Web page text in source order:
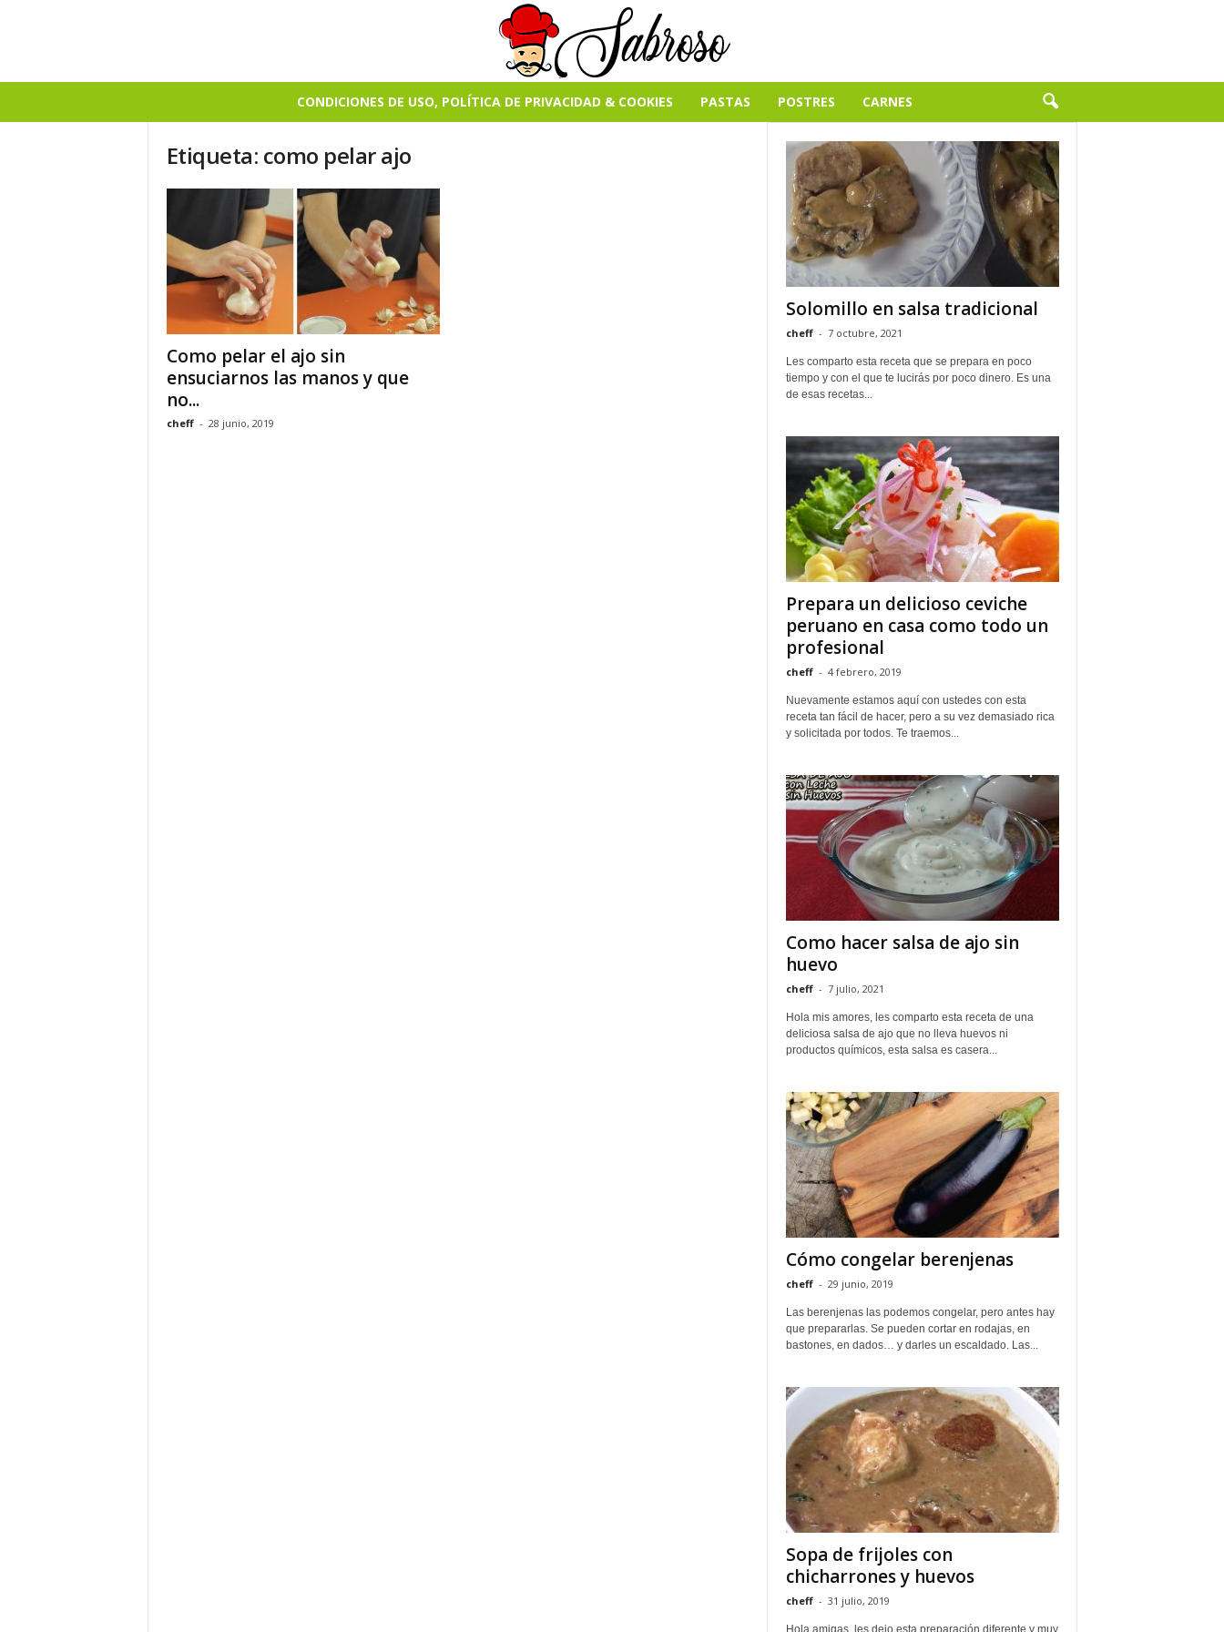
CONDICIONES DE USO, POLÍTICA DE PRIVACIDAD & COOKIES PASTAS POSTRES CARNES
Etiqueta: como pelar ajo
Como pelar el ajo sin
ensuciarnos las manos y que
no...
cheff - 28 junio, 2019
Solomillo en salsa tradicional
cheff - 7 octubre, 2021
Les comparto esta receta que se prepara en poco
tiempo y con el que te lucirás por poco dinero. Es una
de esas recetas...
Prepara un delicioso ceviche
peruano en casa como todo un
profesional
cheff - 4 febrero, 2019
Nuevamente estamos aquí con ustedes con esta
receta tan fácil de hacer, pero a su vez demasiado rica
y solicitada por todos. Te traemos...
Como hacer salsa de ajo sin
huevo
cheff - 7 julio, 2021
Hola mis amores, les comparto esta receta de una
deliciosa salsa de ajo que no lleva huevos ni
productos químicos, esta salsa es casera...
Cómo congelar berenjenas
cheff - 29 junio, 2019
Las berenjenas las podemos congelar, pero antes hay
que prepararlas. Se pueden cortar en rodajas, en
bastones, en dados… y darles un escaldado. Las...
Sopa de frijoles con
chicharrones y huevos
cheff - 31 julio, 2019
Hola amigas, les dejo esta preparación diferente y muy